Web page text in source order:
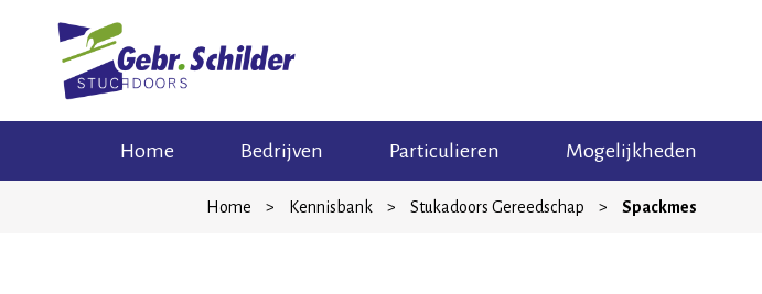
Home Bedrijven Particulieren Mogelijkheden
Home > Kennisbank > Stukadoors Gereedschap > Spackmes